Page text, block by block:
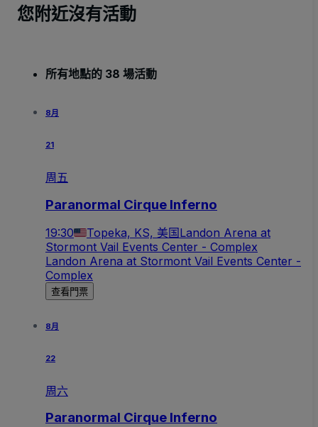
您附近沒有活動
所有地點的 38 場活動
8月
21
周五
Paranormal Cirque Inferno
19:30 Topeka, KS, 美国Landon Arena at
Stormont Vail Events Center - Complex
Landon Arena at Stormont Vail Events Center -
Complex
查看門票
8月
22
周六
Paranormal Cirque Inferno